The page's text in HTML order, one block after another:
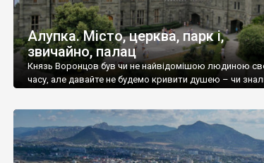
Алупка. Місто, церква, парк і,
звичайно, палац
Князь Воронцов був чи не найвідомішою людиною
часу, але давайте не будемо кривити душею – чи